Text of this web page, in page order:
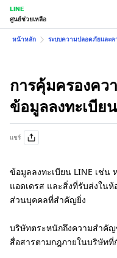
LINE
ศูนย์ช่วยเหลือ
หน้าหลัก ระบบความปลอดภัยและ
การคุ้มครองคว
ข้อมูลลงทะเบีย
แชร์
ข้อมูลลงทะเบียน LINE เช่น
แอดเดรส และสิ่งที่รับส่งใน
ส่วนบุคคลที่สำคัญยิ่ง
บริษัทตระหนักถึงความสำคั
สื่อสารตามกฎภายในบริษัทที่